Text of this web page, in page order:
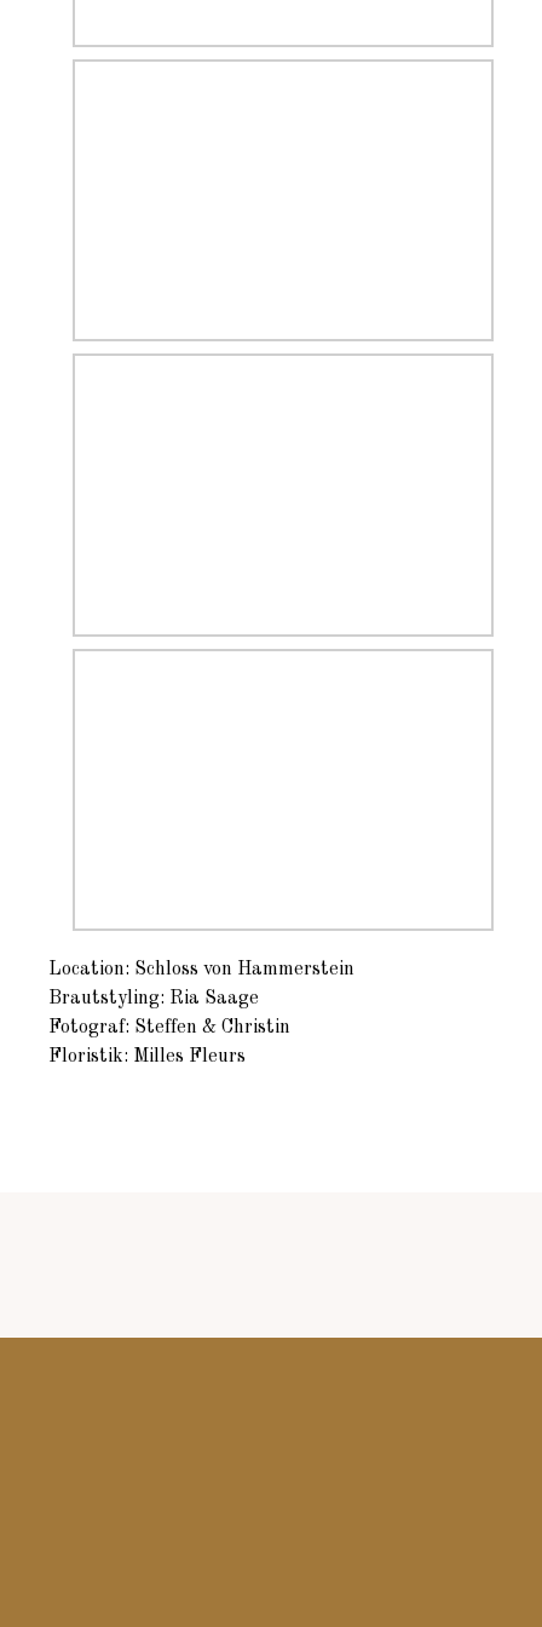
Location: Schloss von Hammerstein
Brautstyling: Ria Saage
Fotograf: Steffen & Christin
Floristik: Milles Fleurs